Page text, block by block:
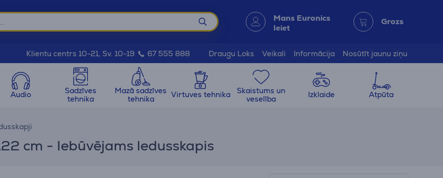
Mans Euronics
Ieiet
Grozs
Klientu centrs 10-21, Sv. 10-19 67 555 888 Draugu Loks Veikali Informācija Nosūtīt jaunu ziņu
Audio
Sadzīves
tehnika
Mazā sadzīves
tehnika
Virtuves tehnika
Skaistums un
veselība
Izklaide Atpūta
cm - Iebūvējams ledusskapis